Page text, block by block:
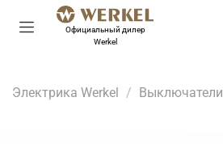
Официальный дилер
Werkel
Электрика Werkel Выключатели